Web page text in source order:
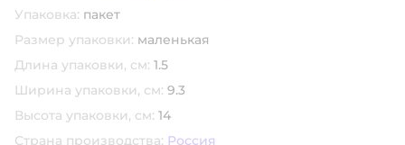
Упаковка: пакет
Размер упаковки: маленькая
Длина упаковки, см: 1.5
Ширина упаковки, см: 9.3
Высота упаковки, см: 14
Страна производства: Россия